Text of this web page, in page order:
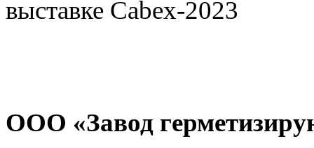
ООО «Завод